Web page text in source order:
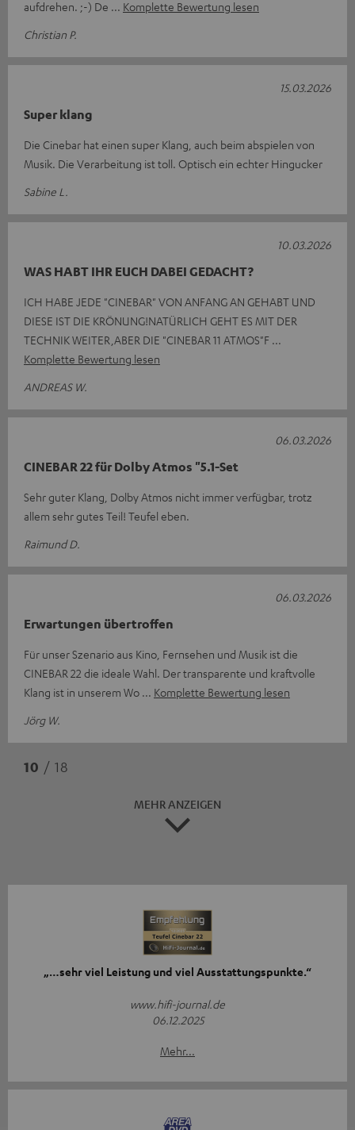
aufdrehen. ;-) De
Komplette Bewertung lesen
Christian P.
Super klang
Die Cinebar hat einen super Klang, auch beim abspielen von
Musik. Die Verarbeitung ist toll. Optisch ein echter Hingucker
Sabine L.
15.03.2026
WAS HABT IHR EUCH DABEI GEDACHT?
ICH HABE JEDE "CINEBAR" VON ANFANG AN GEHABT UND
DIESE IST DIE KRÖNUNG!NATÜRLICH GEHT ES MIT DER
TECHNIK WEITER,ABER DIE "CINEBAR 11 ATMOS"F
Komplette Bewertung lesen
ANDREAS W.
10.03.2026
CINEBAR 22 für Dolby Atmos "5.1-Set
Sehr guter Klang, Dolby Atmos nicht immer verfügbar, trotz
allem sehr gutes Teil! Teufel eben.
Raimund D.
06.03.2026
Erwartungen übertroffen
Für unser Szenario aus Kino, Fernsehen und Musik ist die
CINEBAR 22 die ideale Wahl. Der transparente und kraftvolle
Klang ist in unserem Wo
Komplette Bewertung lesen
Jörg W.
06.03.2026
10 / 18
MEHR ANZEIGEN
„…sehr viel Leistung und viel Ausstattungspunkte.“
www.hifi-journal.de
06.12.2025
Mehr...